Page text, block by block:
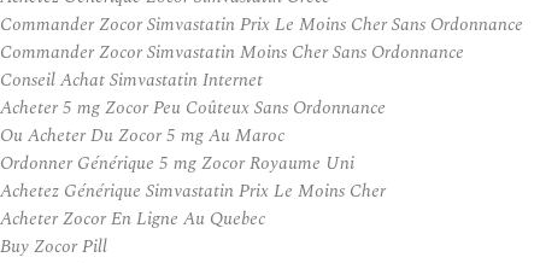
Commander Zocor Simvastatin Prix Le Moins Cher Sans Ordonnance
Commander Zocor Simvastatin Moins Cher Sans Ordonnance
Conseil Achat Simvastatin Internet
Acheter 5 mg Zocor Peu Coûteux Sans Ordonnance
Ou Acheter Du Zocor 5 mg Au Maroc
Ordonner Générique 5 mg Zocor Royaume Uni
Achetez Générique Simvastatin Prix Le Moins Cher
Acheter Zocor En Ligne Au Quebec
Buy Zocor Pill